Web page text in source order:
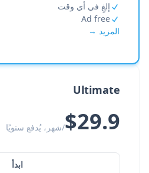
إلغِ في أي وقت
Ad free
المزيد →
Ultimate
$29.9/شهر، يُدفع سنويًا
ابدأ